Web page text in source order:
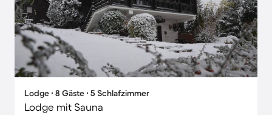
Lodge ∙ 8 Gäste ∙ 5 Schlafzimmer
Lodge mit Sauna